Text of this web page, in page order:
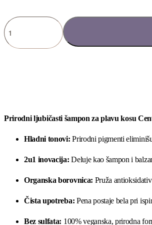
Prirodni ljubičasti šampon za plavu kosu
Hladni tonovi: Prirodni pigmenti
2u1 inovacija: Deluje kao šampon i
Organska borovnica: Pruža
Čista upotreba: Pena postaje bela pri
Bez sulfata: 100% veganska, prirodna